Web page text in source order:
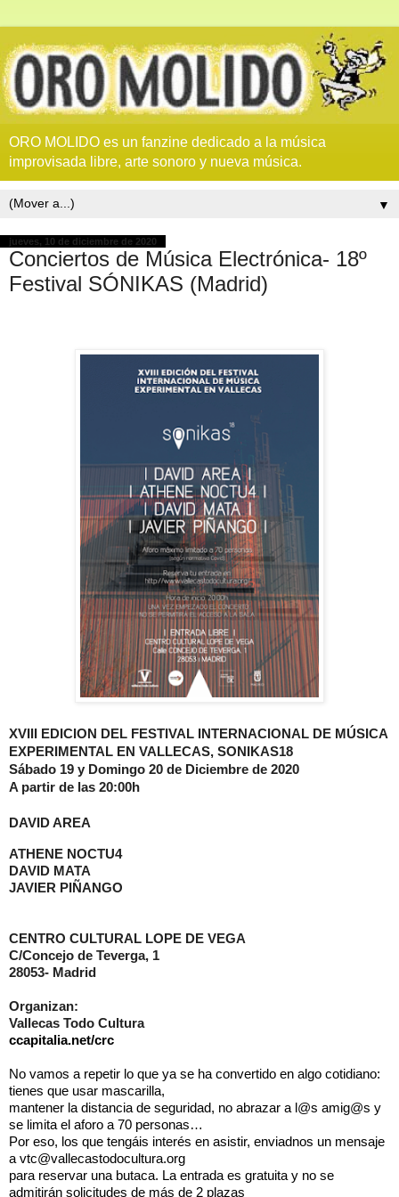
ORO MOLIDO es un fanzine dedicado a la música
improvisada libre, arte sonoro y nueva música.
▼
jueves, 10 de diciembre de 2020
Conciertos de Música Electrónica- 18º
Festival SÓNIKAS (Madrid)
XVIII EDICION DEL FESTIVAL INTERNACIONAL DE MÚSICA
EXPERIMENTAL EN VALLECAS, SONIKAS18
Sábado 19 y Domingo 20 de Diciembre de 2020
A partir de las 20:00h
DAVID AREA
ATHENE NOCTU4
DAVID MATA
JAVIER PIÑANGO
CENTRO CULTURAL LOPE DE VEGA
C/Concejo de Teverga, 1
28053- Madrid
Organizan:
Vallecas Todo Cultura
ccapitalia.net/crc
No vamos a repetir lo que ya se ha convertido en algo cotidiano:
tienes que usar mascarilla,
mantener la distancia de seguridad, no abrazar a l@s amig@s y
se limita el aforo a 70 personas…
Por eso, los que tengáis interés en asistir, enviadnos un mensaje
avtc@vallecastodocultura.org
para reservar una butaca. La entrada es gratuita y no se
admitirán solicitudes de más de 2 plazas